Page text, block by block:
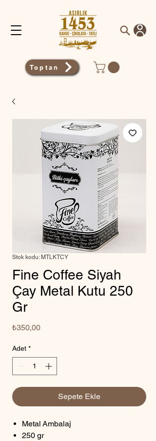
Toptan
Stok kodu: MTLKTCY
Fine Coffee Siyah
Çay Metal Kutu 250
Gr
₺350,00Fiyat
Adet *
Sepete Ekle
Metal Ambalaj
250 gr